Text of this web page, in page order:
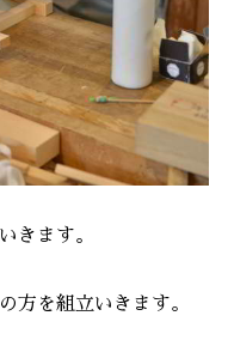
きます。
方を組立いきます。